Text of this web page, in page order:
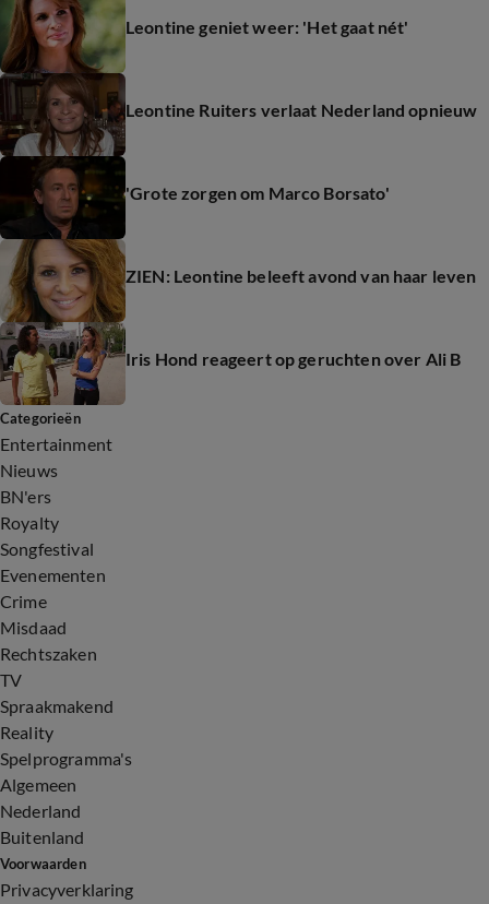
Leontine geniet weer: 'Het gaat nét'
Leontine Ruiters verlaat Nederland opnieuw
'Grote zorgen om Marco Borsato'
ZIEN: Leontine beleeft avond van haar leven
Iris Hond reageert op geruchten over Ali B
Categorieën
Entertainment
Nieuws
BN'ers
Royalty
Songfestival
Evenementen
Crime
Misdaad
Rechtszaken
TV
Spraakmakend
Reality
Spelprogramma's
Algemeen
Nederland
Buitenland
Voorwaarden
Privacyverklaring